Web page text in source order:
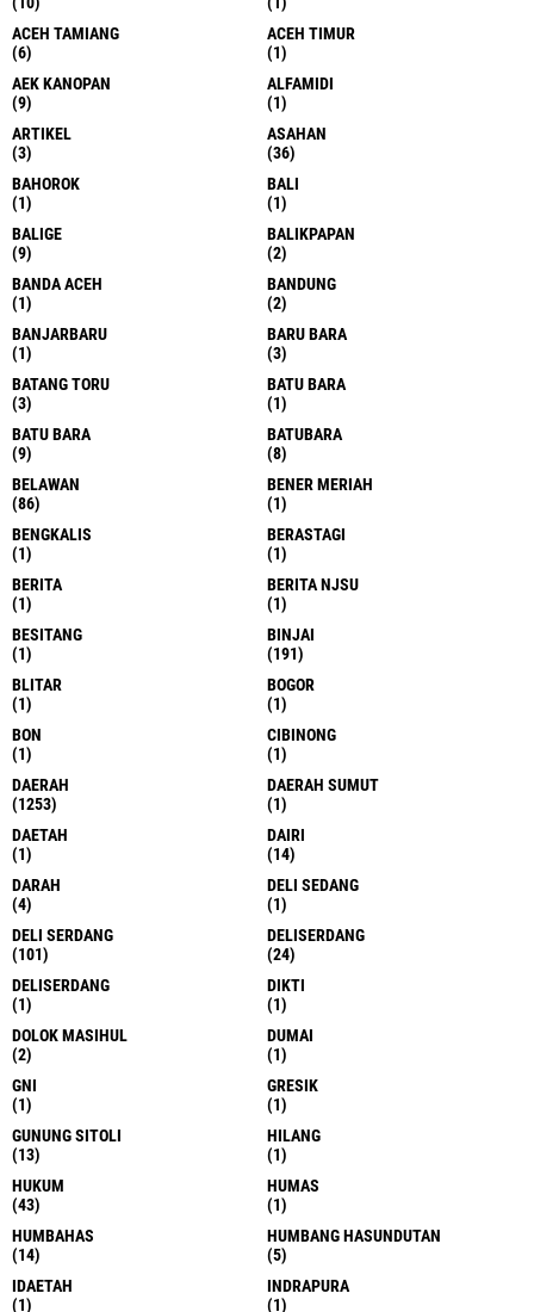
ACEH TAMIANG
(6)
ACEH TIMUR
(1)
AEK KANOPAN
(9)
ALFAMIDI
(1)
ARTIKEL
(3)
ASAHAN
(36)
BAHOROK
(1)
BALI
(1)
BALIGE
(9)
BALIKPAPAN
(2)
BANDA ACEH
(1)
BANDUNG
(2)
BANJARBARU
(1)
BARU BARA
(3)
BATANG TORU
(3)
BATU BARA
(1)
BATU BARA
(9)
BATUBARA
(8)
BELAWAN
(86)
BENER MERIAH
(1)
BENGKALIS
(1)
BERASTAGI
(1)
BERITA
(1)
BERITA NJSU
(1)
BESITANG
(1)
BINJAI
(191)
BLITAR
(1)
BOGOR
(1)
BON
(1)
CIBINONG
(1)
DAERAH
(1253)
DAERAH SUMUT
(1)
DAETAH
(1)
DAIRI
(14)
DARAH
(4)
DELI SEDANG
(1)
DELI SERDANG
(101)
DELISERDANG
(24)
DELISERDANG
(1)
DIKTI
(1)
DOLOK MASIHUL
(2)
DUMAI
(1)
GNI
(1)
GRESIK
(1)
GUNUNG SITOLI
(13)
HILANG
(1)
HUKUM
(43)
HUMAS
(1)
HUMBAHAS
(14)
HUMBANG HASUNDUTAN
(5)
IDAETAH
(1)
INDRAPURA
(1)